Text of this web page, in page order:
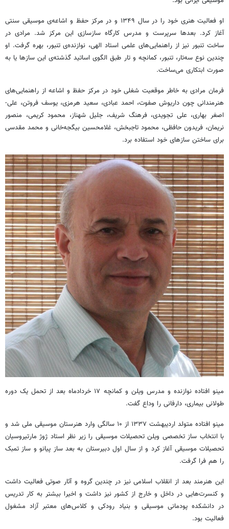
او فعالیت هنری خود را در سال ۱۳۴۹ و در مرکز حفظ و اشاعه‌ی موسیقی سنتی
آغاز کرد. بعدها سرپرست و مدرس کارگاه سازسازی این مرکز شد. مرادی در
ساخت تنبور نیز از راهنمایی­‌های علمی استاد الهی، نوازنده‌ی تنبور، بهره گرفت. او
چندین نوع سه‌­تار، تنبور، کمانچه و تار طبق الگوی اساتید گذشته‌ی این سازها یا به
صورت ابتکاری می‌­ساخت.
فرمان مرادی به خاطر موقعیت شغلی خود در مرکز حفظ و اشاعه از راهنمایی­‌های
هنرمندانی چون داریوش صفوت، احمد عبادی، سعید هرمزی، یوسف فروتن، علی‌­
اصغر بهاری،­ علی تجویدی، ­فرهنگ شریف،­ جلیل شهناز، محمود کریمی، منصور
نریمان، فریدون حافظی، محمود تاجبخش، غلامحسین بیگجه­‌خانی و محمد مقدسی
برای ساختن سازهای خود استفاده برد.
مینو افتاده نوازنده و مدرس ویلن و کمانچه ۱۷ خردادماه بعد از تحمل یک دوره
طولانی بیماری، دارفانی را وداع گفت.
مینو افتاده متولد اردیبهشت ۱۳۳۷ از ۱۰ سالگی وارد هنرستان موسیقی ملی شد و
با انتخاب ساز تخصصی ویلن تحصیلات موسیقی را زیر نظر استاد ژوژ مارتیروسیان
تحصیلات موسیقی آغاز کرد و از سال اول دبیرستان به بعد ساز پیانو و ساز تمبک
را هم فرا گرفت.
این هنرمند بعد از انقلاب اسلامی نیز در چندین گروه و آثار صوتی فعالیت داشت
و کنسرت‌هایی در داخل و خارج از کشور نیز داشت و اخیرا بیشتر به کار تدریس
در دانشکده پودمانی موسیقی و بنیاد رودکی و کلاس‌های معتبر آزاد مشغول
فعالیت بود.